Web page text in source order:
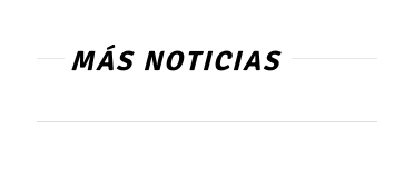
MÁS NOTICIAS